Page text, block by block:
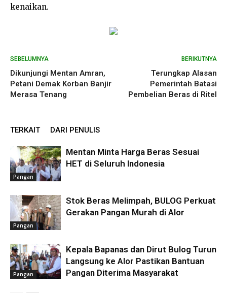
kenaikan.
SEBELUMNYA
Dikunjungi Mentan Amran,
Petani Demak Korban Banjir
Merasa Tenang
BERIKUTNYA
Terungkap Alasan
Pemerintah Batasi
Pembelian Beras di Ritel
TERKAIT DARI PENULIS
Pangan
Mentan Minta Harga Beras Sesuai
HET di Seluruh Indonesia
Pangan
Stok Beras Melimpah, BULOG Perkuat
Gerakan Pangan Murah di Alor
Pangan
Kepala Bapanas dan Dirut Bulog Turun
Langsung ke Alor Pastikan Bantuan
Pangan Diterima Masyarakat